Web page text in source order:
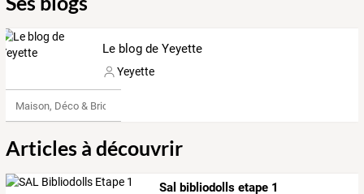
Le blog de Yeyette
Yeyette
Maison, Déco & Bricolage
Articles à découvrir
Sal bibliodolls etape 1